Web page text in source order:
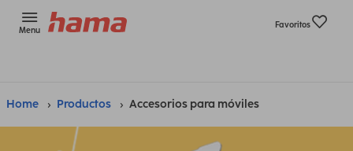
Menu
Favoritos
Home Productos Accesorios para móviles